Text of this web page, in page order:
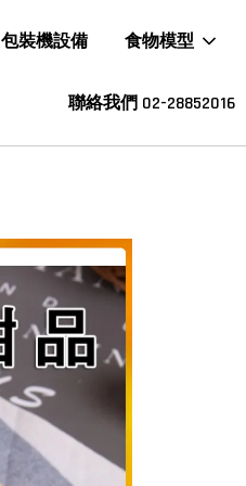
包裝機設備 食物模型
聯絡我們 02-28852016